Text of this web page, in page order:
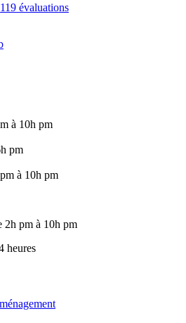
119 évaluations
à 10h pm
pm
à 10h pm
2h pm à 10h pm
heures